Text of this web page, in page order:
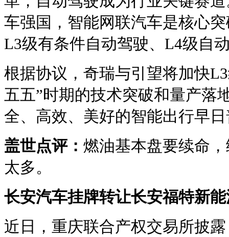
车强国，智能网联汽车是核心
L3级有条件自动驾驶、L4级自
根据协议，奇瑞与引望将加快
五五”时期的技术突破和量产落
全、高效、美好的智能出行早
盖世点评： 燃油基本盘要续命
太多。
长安汽车挂牌转让长安福特新
近日，重庆联合产权交易所披